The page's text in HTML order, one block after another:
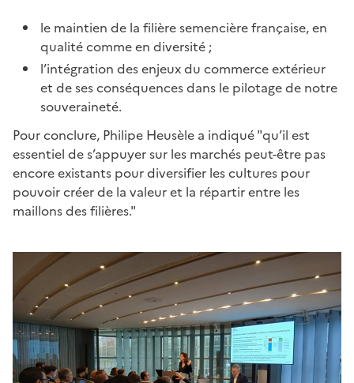
le maintien de la filière semencière française, en
qualité comme en diversité ;
l’intégration des enjeux du commerce extérieur
et de ses conséquences dans le pilotage de notre
souveraineté.
Pour conclure, Philipe Heusèle a indiqué "qu’il est
essentiel de s’appuyer sur les marchés peut-être pas
encore existants pour diversifier les cultures pour
pouvoir créer de la valeur et la répartir entre les
maillons des filières."